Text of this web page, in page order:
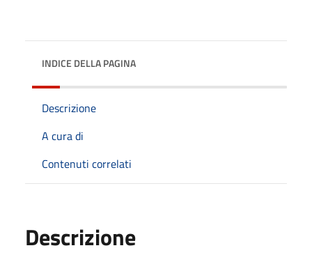
INDICE DELLA PAGINA
Descrizione
A cura di
Contenuti correlati
Descrizione